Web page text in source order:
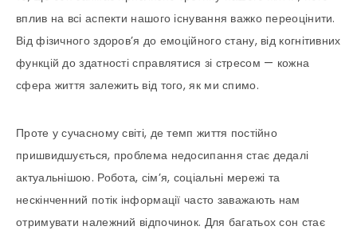
вплив на всі аспекти нашого існування важко переоцінити.
Від фізичного здоров’я до емоційного стану, від когнітивних
функцій до здатності справлятися зі стресом — кожна
сфера життя залежить від того, як ми спимо.
Проте у сучасному світі, де темп життя постійно
пришвидшується, проблема недосипання стає дедалі
актуальнішою. Робота, сім’я, соціальні мережі та
нескінченний потік інформації часто заважають нам
отримувати належний відпочинок. Для багатьох сон стає